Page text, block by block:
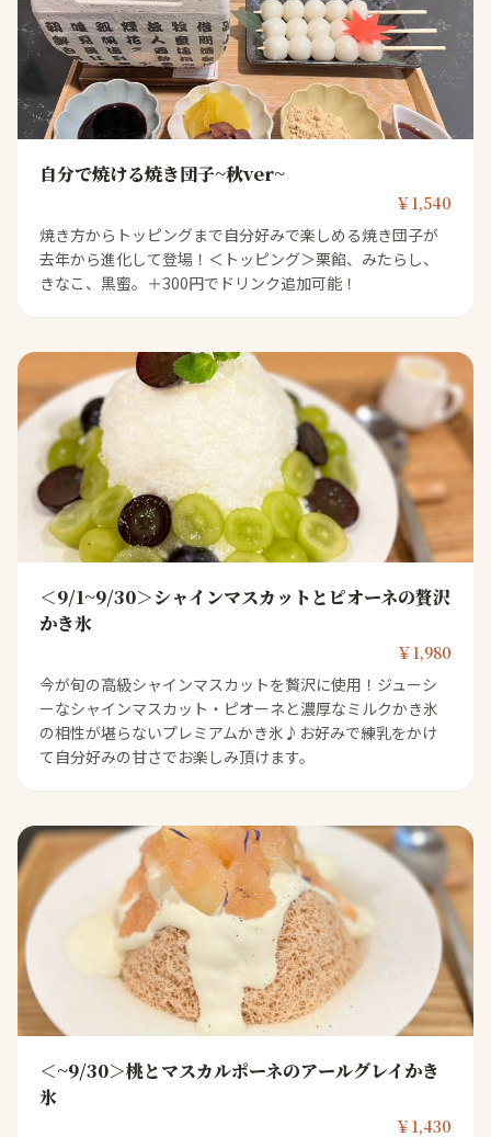
自分で焼ける焼き団子~秋ver~
￥1,540
焼き方からトッピングまで自分好みで楽しめる焼き団子が
去年から進化して登場！＜トッピング＞栗餡、みたらし、
きなこ、黒蜜。＋300円でドリンク追加可能！
＜9/1~9/30＞シャインマスカットとピオーネの贅沢
かき氷
￥1,980
今が旬の高級シャインマスカットを贅沢に使用！ジューシ
ーなシャインマスカット・ピオーネと濃厚なミルクかき氷
の相性が堪らないプレミアムかき氷♪お好みで練乳をかけ
て自分好みの甘さでお楽しみ頂けます。
＜~9/30＞桃とマスカルポーネのアールグレイかき
氷
￥1,430